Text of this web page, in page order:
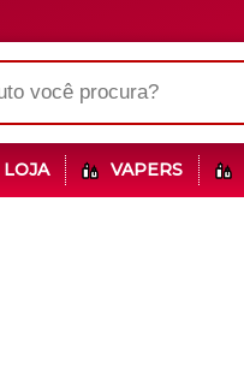
LOJA VAPERS